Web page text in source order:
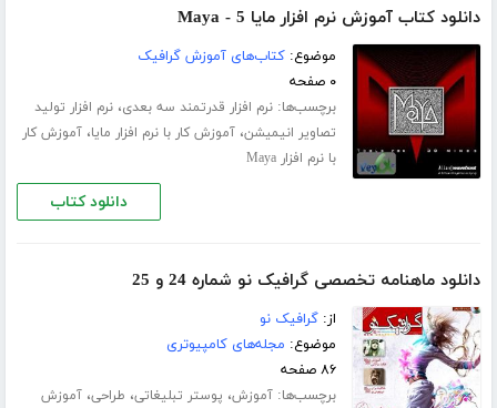
دانلود کتاب آموزش نرم افزار مایا 5 - Maya
موضوع:کتاب‌های آموزش گرافیک
۰ صفحه
برچسب‌ها:نرم افزار قدرتمند سه بعدی،نرم افزار تولید
تصاویر انیمیشن،آموزش کار با نرم افزار مایا،آموزش کار
با نرم افزار Maya
دانلود کتاب
دانلود ماهنامه تخصصی گرافیک نو شماره 24 و 25
از:گرافیک نو
موضوع: مجله‌های کامپیوتری
۸۶ صفحه
برچسب‌ها:آموزش، پوستر تبلیغاتی، طراحی،آموزش